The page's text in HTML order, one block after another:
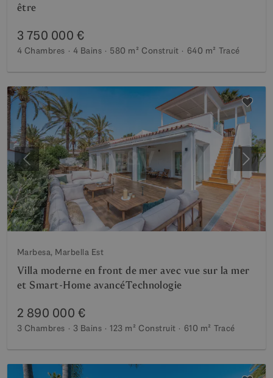
être
3 750 000 €
4 Chambres 4 Bains 580 m² Construit 640 m² Tracé
Précédent
Marbesa, Marbella Est
Villa moderne en front de mer avec vue sur la mer
et Smart-Home avancéTechnologie
2 890 000 €
3 Chambres 3 Bains 123 m² Construit 610 m² Tracé